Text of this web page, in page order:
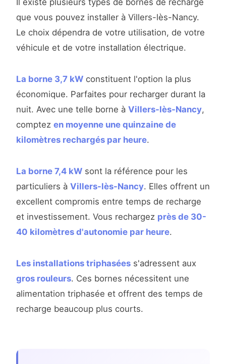
Il existe plusieurs types de bornes de recharge
que vous pouvez installer à Villers-lès-Nancy.
Le choix dépendra de votre utilisation, de votre
véhicule et de votre installation électrique.
La borne 3,7 kW constituent l'option la plus
économique. Parfaites pour recharger durant la
nuit. Avec une telle borne à Villers-lès-Nancy,
comptez en moyenne une quinzaine de
kilomètres rechargés par heure.
La borne 7,4 kW sont la référence pour les
particuliers à Villers-lès-Nancy. Elles offrent un
excellent compromis entre temps de recharge
et investissement. Vous rechargez près de 30-
40 kilomètres d'autonomie par heure.
Les installations triphasées s'adressent aux
gros rouleurs. Ces bornes nécessitent une
alimentation triphasée et offrent des temps de
recharge beaucoup plus courts.